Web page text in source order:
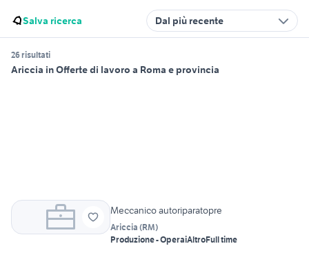
Salva ricerca Dal più recente
26 risultati
Ariccia in Offerte di lavoro a Roma e provincia
Meccanico autoriparatopre
Ariccia (RM)
Produzione - OperaiAltroFull time